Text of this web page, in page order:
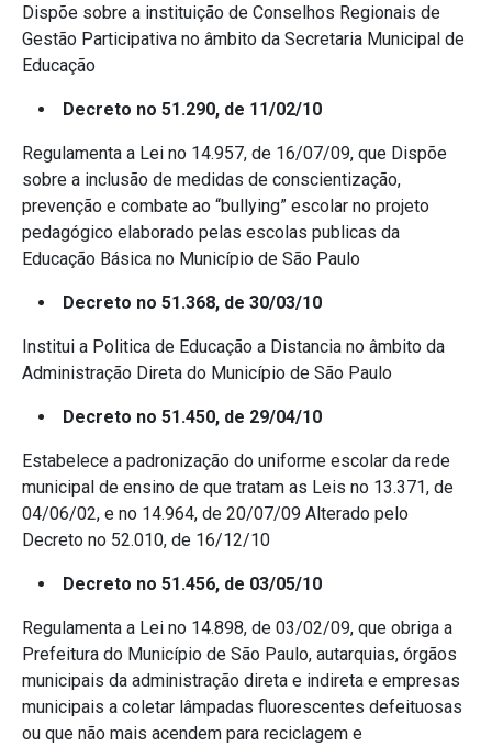
Dispõe sobre a instituição de Conselhos Regionais de
Gestão Participativa no âmbito da Secretaria Municipal de
Educação
Decreto no 51.290, de 11/02/10
Regulamenta a Lei no 14.957, de 16/07/09, que Dispõe
sobre a inclusão de medidas de conscientização,
prevenção e combate ao “bullying” escolar no projeto
pedagógico elaborado pelas escolas publicas da
Educação Básica no Município de São Paulo
Decreto no 51.368, de 30/03/10
Institui a Politica de Educação a Distancia no âmbito da
Administração Direta do Município de São Paulo
Decreto no 51.450, de 29/04/10
Estabelece a padronização do uniforme escolar da rede
municipal de ensino de que tratam as Leis no 13.371, de
04/06/02, e no 14.964, de 20/07/09 Alterado pelo
Decreto no 52.010, de 16/12/10
Decreto no 51.456, de 03/05/10
Regulamenta a Lei no 14.898, de 03/02/09, que obriga a
Prefeitura do Município de São Paulo, autarquias, órgãos
municipais da administração direta e indireta e empresas
municipais a coletar lâmpadas fluorescentes defeituosas
ou que não mais acendem para reciclagem e